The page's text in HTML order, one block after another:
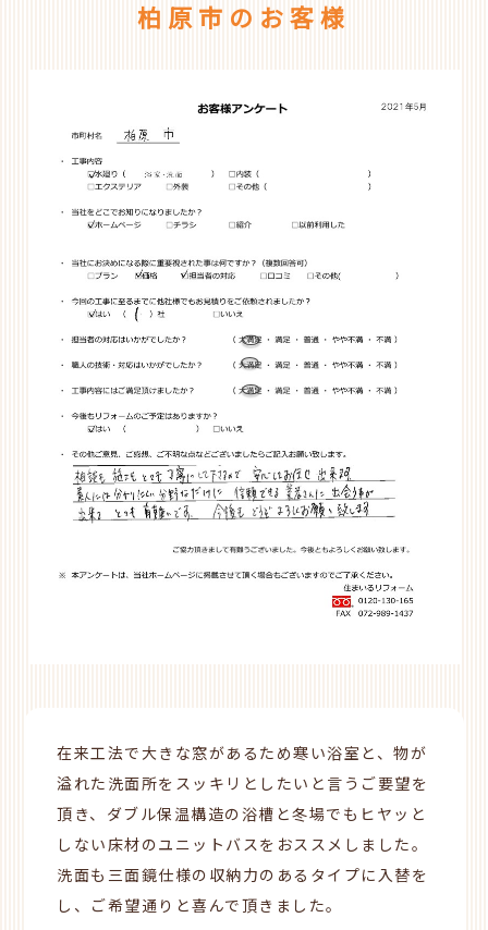
柏原市のお客様
在来工法で大きな窓があるため寒い浴室と、物が
溢れた洗面所をスッキリとしたいと言うご要望を
頂き、ダブル保温構造の浴槽と冬場でもヒヤッと
しない床材のユニットバスをおススメしました。
洗面も三面鏡仕様の収納力のあるタイプに入替を
し、ご希望通りと喜んで頂きました。